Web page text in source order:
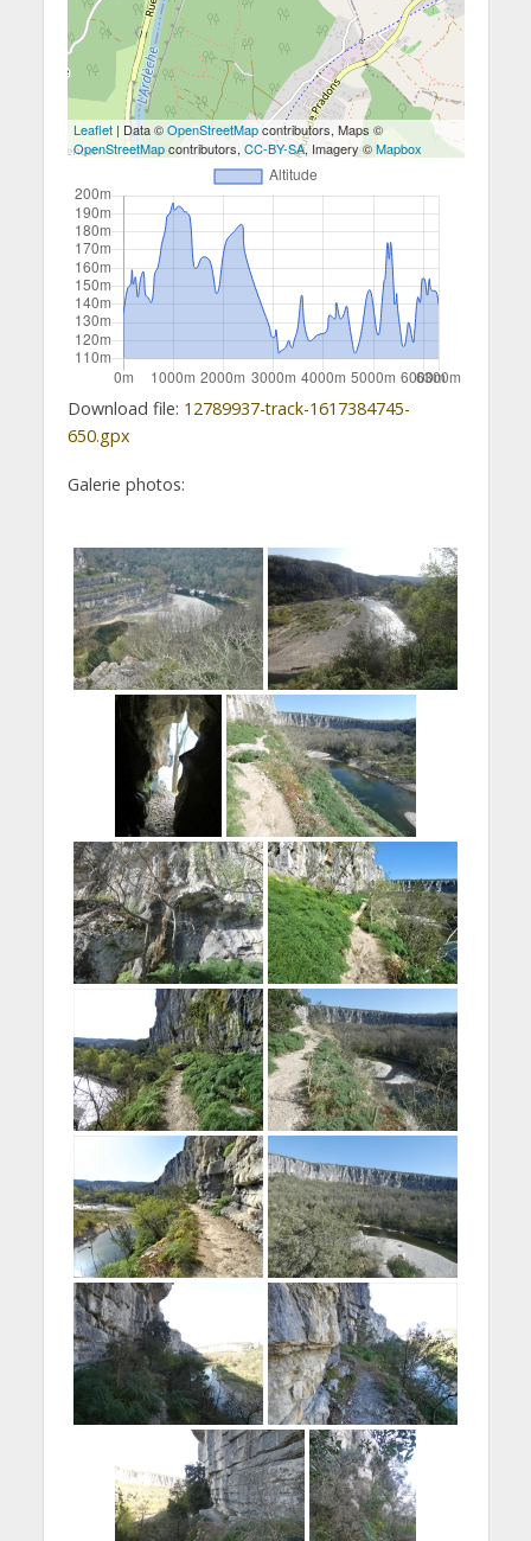
Leaflet| Data ©OpenStreetMapcontributors, Maps ©
OpenStreetMapcontributors, CC-BY-SA, Imagery ©Mapbox
Download file: 12789937-track-1617384745-
650.gpx
Galerie photos: